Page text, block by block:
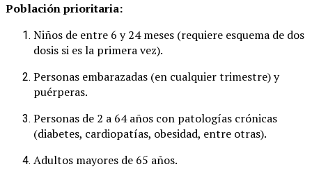
Población prioritaria:
Niños de entre 6 y 24 meses (requiere esquema de dos
dosis si es la primera vez).
Personas embarazadas (en cualquier trimestre) y
puérperas.
Personas de 2 a 64 años con patologías crónicas
(diabetes, cardiopatías, obesidad, entre otras).
Adultos mayores de 65 años.